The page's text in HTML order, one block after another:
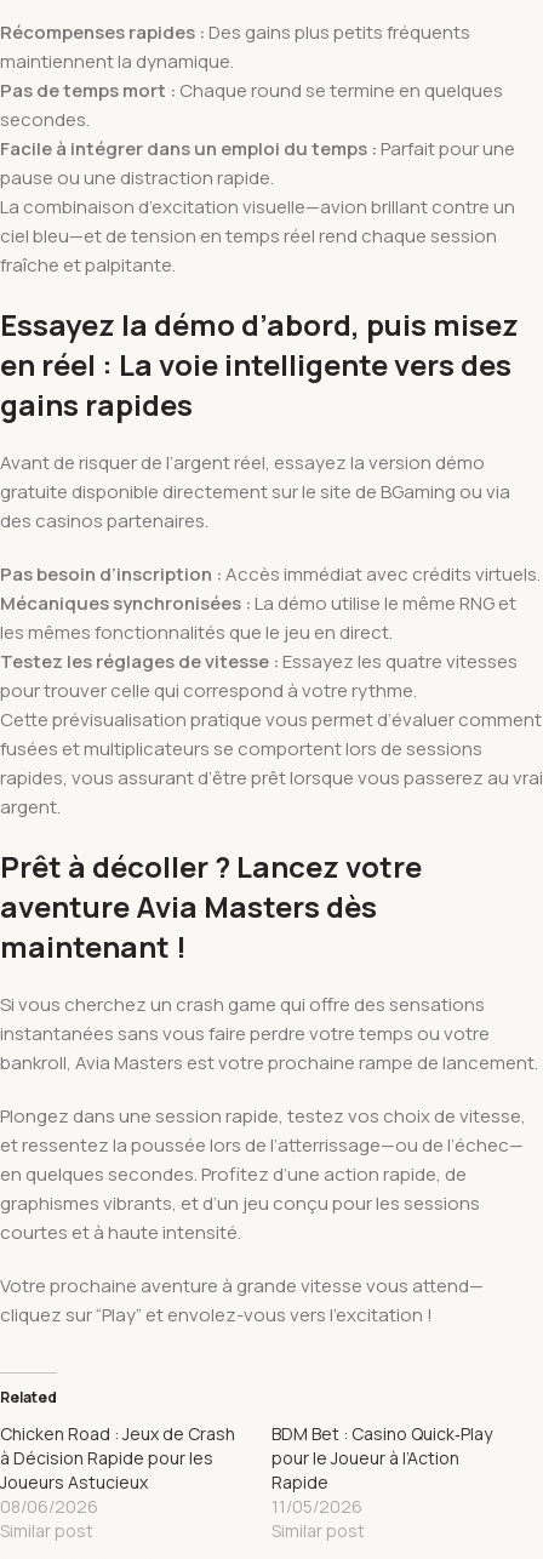
Récompenses rapides : Des gains plus petits fréquents
maintiennent la dynamique.
Pas de temps mort : Chaque round se termine en quelques
secondes.
Facile à intégrer dans un emploi du temps : Parfait pour une
pause ou une distraction rapide.
La combinaison d’excitation visuelle—avion brillant contre un
ciel bleu—et de tension en temps réel rend chaque session
fraîche et palpitante.
Essayez la démo d’abord, puis misez
en réel : La voie intelligente vers des
gains rapides
Avant de risquer de l’argent réel, essayez la version démo
gratuite disponible directement sur le site de BGaming ou via
des casinos partenaires.
Pas besoin d’inscription :Accès immédiat avec crédits virtuels.
Mécaniques synchronisées : La démo utilise le même RNG et
les mêmes fonctionnalités que le jeu en direct.
Testez les réglages de vitesse : Essayez les quatre vitesses
pour trouver celle qui correspond à votre rythme.
Cette prévisualisation pratique vous permet d’évaluer comment
fusées et multiplicateurs se comportent lors de sessions
rapides, vous assurant d’être prêt lorsque vous passerez au vrai
argent.
Prêt à décoller ? Lancez votre
aventure Avia Masters dès
maintenant !
Si vous cherchez un crash game qui offre des sensations
instantanées sans vous faire perdre votre temps ou votre
bankroll, Avia Masters est votre prochaine rampe de lancement.
Plongez dans une session rapide, testez vos choix de vitesse,
et ressentez la poussée lors de l’atterrissage—ou de l’échec—
en quelques secondes. Profitez d’une action rapide, de
graphismes vibrants, et d’un jeu conçu pour les sessions
courtes et à haute intensité.
Votre prochaine aventure à grande vitesse vous attend—
cliquez sur “Play” et envolez-vous vers l’excitation !
Related
Chicken Road : Jeux de Crash
à Décision Rapide pour les
Joueurs Astucieux
08/06/2026
Similar post
BDM Bet : Casino Quick‑Play
pour le Joueur à l’Action
Rapide
11/05/2026
Similar post